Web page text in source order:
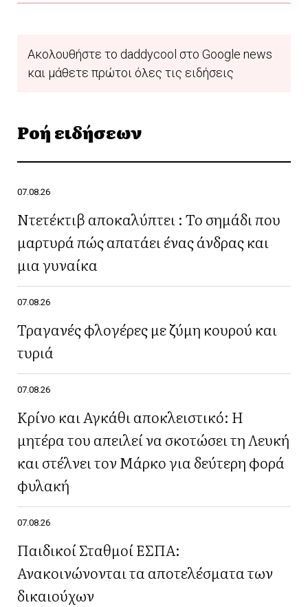
Ακολουθήστε το daddycool στο Google news
και μάθετε πρώτοι όλες τις ειδήσεις
Ροή ειδήσεων
07.08.26
Ντετέκτιβ αποκαλύπτει : Το σημάδι που
μαρτυρά πώς απατάει ένας άνδρας και
μια γυναίκα
07.08.26
Τραγανές φλογέρες με ζύμη κουρού και
τυριά
07.08.26
Κρίνο και Αγκάθι αποκλειστικό: Η
μητέρα του απειλεί να σκοτώσει τη Λευκή
και στέλνει τον Μάρκο για δεύτερη φορά
φυλακή
07.08.26
Παιδικοί Σταθμοί ΕΣΠΑ:
Ανακοινώνονται τα αποτελέσματα των
δικαιούχων